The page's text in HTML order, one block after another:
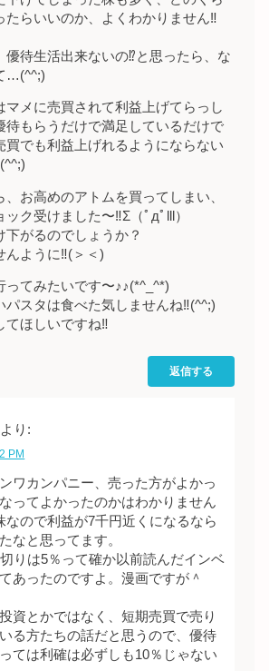
たらいいのか、よくわかりません‼︎
優待生活出来ないの⁉︎と思ったら、な
…(^^;)
マメに売買されて利益上げてらっし
待もらうだけで満足しているだけで
買でも利益上げれるようにならない
お高めのアトムを買ってしまい、
ク受けました〜‼︎Σ（ﾟдﾟlll）
下がるのでしょうか？
んように‼︎(＞＜)
ってみたいです〜♪♪(*^_^*)
パスタは食べた気しませんね‼︎(^^;)
てほしいですね‼︎
返信する
より:
PM
ワカンパニー、売った方がよかっ
ってよかったのかはわかりません
なので利益が7千円近くになるなら
なと思ってます。
りは5％って確か以前読んだインベ
あったのですよ。漫画ですが＾
資とかではなく、短期売買で売り
る方たちの話だと思うので、優待
ては利確は必ずしも10％じゃない